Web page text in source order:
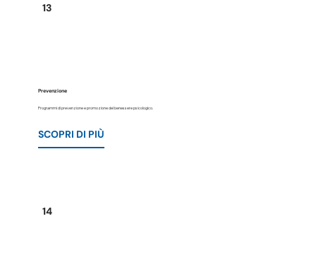
13
Prevenzione
Programmi di prevenzione e promozione del benessere psicologico.
SCOPRI DI PIÙ
14